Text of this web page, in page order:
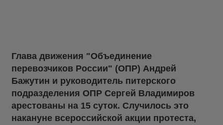
Глава движения "Объединение
перевозчиков России" (ОПР) Андрей
Бажутин и руководитель питерского
подразделения ОПР Сергей Владимиров
арестованы на 15 суток. Случилось это
накануне всероссийской акции протеста,